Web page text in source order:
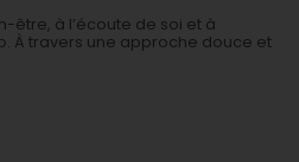
être, à l’écoute de soi et à
À travers une approche douce et